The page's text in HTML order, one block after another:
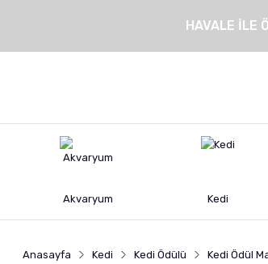
HAVALE İLE
Akvaryum Kedi
Anasayfa Kedi Kedi Ödülü Kedi Ödül